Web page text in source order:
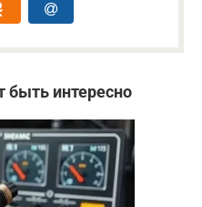
интересно